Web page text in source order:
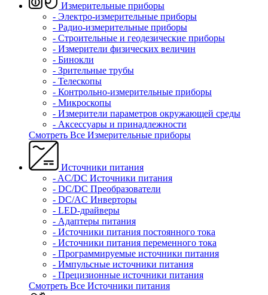
Измерительные приборы
- Электро-измерительные приборы
- Радио-измерительные приборы
- Строительные и геодезические приборы
- Измерители физических величин
- Бинокли
- Зрительные трубы
- Телескопы
- Контрольно-измерительные приборы
- Микроскопы
- Измерители параметров окружающей среды
- Аксессуары и принадлежности
Смотреть Все Измерительные приборы
Источники питания
- AC/DC Источники питания
- DC/DC Преобразователи
- DC/AC Инверторы
- LED-драйверы
- Адаптеры питания
- Источники питания постоянного тока
- Источники питания переменного тока
- Программируемые источники питания
- Импульсные источники питания
- Прецизионные источники питания
Смотреть Все Источники питания